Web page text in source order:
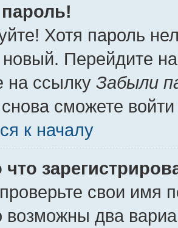
Хотя пароль
новый. Перейдите
на ссылку Забыли
сможете
к началу
что
свои имя
возможны два